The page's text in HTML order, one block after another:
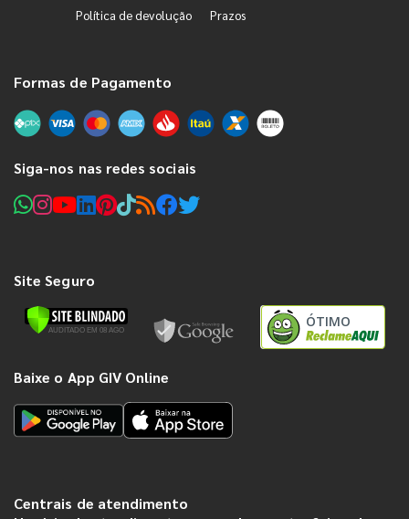
Política de devolução Prazos
Formas de Pagamento
Siga-nos nas redes sociais
Site Seguro
ÓTIMO
Baixe o App GIV Online
Centrais de atendimento